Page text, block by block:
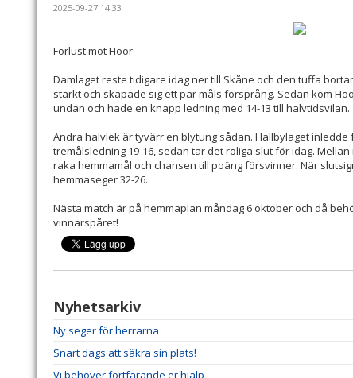
2025-09-27 14:33
Förlust mot Höör
Damlaget reste tidigare idag ner till Skåne och den tuffa
starkt och skapade sig ett par måls försprång. Sedan kom
undan och hade en knapp ledning med 14-13 till halvtidsvilan.
Andra halvlek är tyvärr en blytung sådan. Hallbylaget
tremålsledning 19-16, sedan tar det roliga slut för idag. Mellan
raka hemmamål och chansen till poäng försvinner. När
hemmaseger 32-26.
Nästa match är på hemmaplan måndag 6 oktober och då
vinnarspåret!
Nyhetsarkiv
Ny seger för herrarna
Snart dags att säkra sin plats!
Vi behöver fortfarande er hjälp